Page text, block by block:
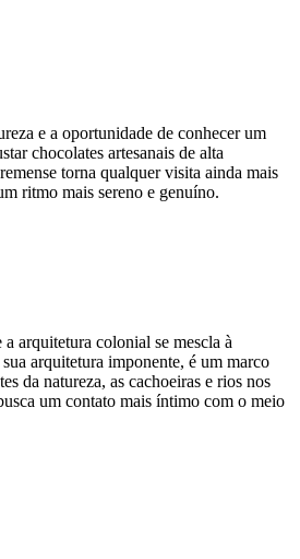
e a oportunidade de conhecer um
chocolates artesanais de alta
torna qualquer visita ainda mais
ritmo mais sereno e genuíno.
arquitetura colonial se mescla à
arquitetura imponente, é um marco
da natureza, as cachoeiras e rios nos
um contato mais íntimo com o meio